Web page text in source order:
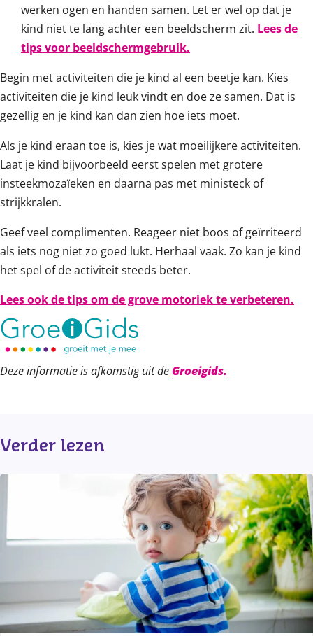
werken ogen en handen samen. Let er wel op dat je
kind niet te lang achter een beeldscherm zit. Lees de
tips voor beeldschermgebruik.
Begin met activiteiten die je kind al een beetje kan. Kies
activiteiten die je kind leuk vindt en doe ze samen. Dat is
gezellig en je kind kan dan zien hoe iets moet.
Als je kind eraan toe is, kies je wat moeilijkere activiteiten.
Laat je kind bijvoorbeeld eerst spelen met grotere
insteekmozaïeken en daarna pas met ministeck of
strijkkralen.
Geef veel complimenten. Reageer niet boos of geïrriteerd
als iets nog niet zo goed lukt. Herhaal vaak. Zo kan je kind
het spel of de activiteit steeds beter.
Lees ook de tips om de grove motoriek te verbeteren.
Deze informatie is afkomstig uit deGroeigids.
Verder lezen